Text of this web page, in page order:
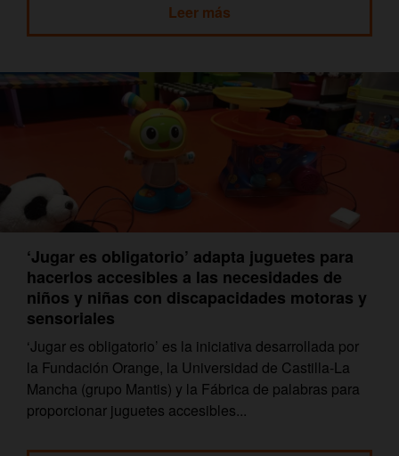
Leer más
‘Jugar es obligatorio’ adapta juguetes para
hacerlos accesibles a las necesidades de
niños y niñas con discapacidades motoras y
sensoriales
‘Jugar es obligatorio’ es la iniciativa desarrollada por
la Fundación Orange, la Universidad de Castilla-La
Mancha (grupo Mantis) y la Fábrica de palabras para
proporcionar juguetes accesibles...